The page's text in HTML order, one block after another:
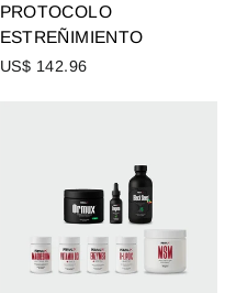
PROTOCOLO
ESTREÑIMIENTO
US$ 142.96